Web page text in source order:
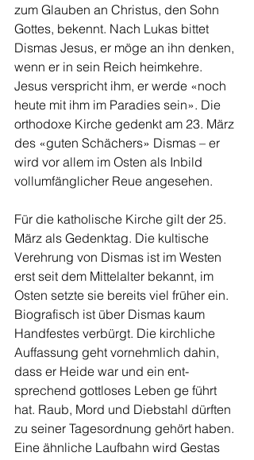
zum Glauben an Christus, den Sohn
Gottes, bekennt. Nach Lukas bittet
Dismas Jesus, er möge an ihn den­ken,
wenn er in sein Reich heimkehre.
Jesus verspricht ihm, er werde «noch
heute mit ihm im Paradies sein». Die
orthodoxe Kirche gedenkt am 23. März
des «gu­ten Schächers» Dismas – er
wird vor allem im Osten als Inbild
vollumfänglicher Reue angese­hen.
Für die katholische Kirche gilt der 25.
März als Gedenktag. Die kultische
Vereh­rung von Dismas ist im Westen
erst seit dem Mittelalter be­kannt, im
Osten setzte sie be­reits viel früher ein.
Biografisch ist über Dismas kaum
Handfes­tes verbürgt. Die kirchliche
Auf­fassung geht vornehmlich dahin,
dass er Heide war und ein ent­
sprechend gottloses Leben ge­ führt
hat. Raub, Mord und Dieb­stahl dürften
zu seiner Tages­ordnung gehört haben.
Eine ähnliche Laufbahn wird Gestas